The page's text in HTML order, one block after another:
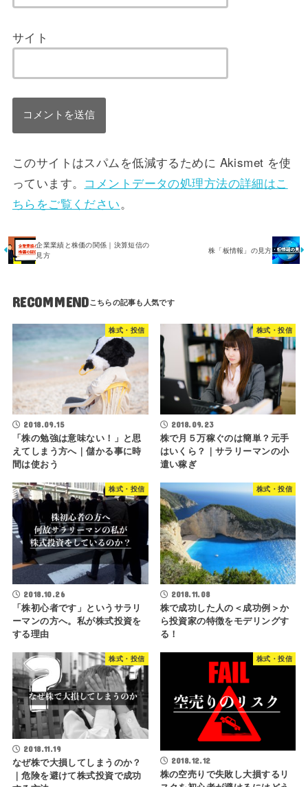
サイト
このサイトはスパムを低減するために Akismet を使
っています。 コメントデータの処理方法の詳細はこ
ちらをご覧ください。
企業業績と株価の関係｜決算短信の
見方
株「板情報」の見方
RECOMMEND
株式・投信
2018.09.15
「株の勉強は意味ない！」と思
えてしまう方へ｜儲かる事に時
間は使おう
株式・投信
2018.09.23
株で月５万稼ぐのは簡単？元手
はいくら？｜サラリーマンの小
遣い稼ぎ
株式・投信
2018.10.26
「株初心者です」というサラリ
ーマンの方へ。私が株式投資を
する理由
株式・投信
2018.11.08
株で成功した人の＜成功例＞か
ら投資家の特徴をモデリングす
る！
株式・投信
2018.11.19
なぜ株で大損してしまうのか？
｜危険を避けて株式投資で成功
株式・投信
2018.12.12
株の空売りで失敗し大損するリ